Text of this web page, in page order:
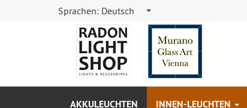
Sprachen: Deutsch
AKKULEUCHTEN INNEN-LEUCHTEN